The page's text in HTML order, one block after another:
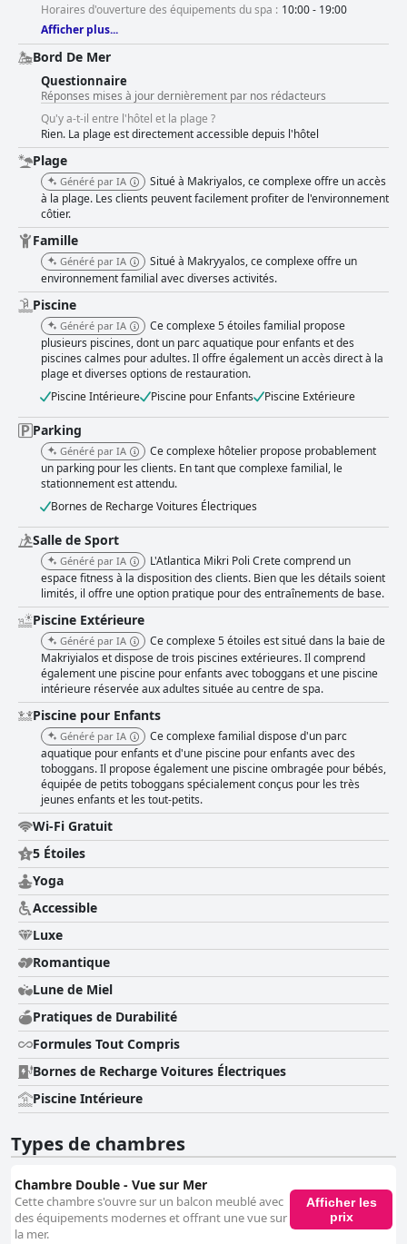
Horaires d'ouverture des équipements du spa : 10:00 - 19:00
Afficher plus...
Bord De Mer
Questionnaire
Réponses mises à jour dernièrement par nos rédacteurs
Qu'y a-t-il entre l'hôtel et la plage ?
Rien. La plage est directement accessible depuis l'hôtel
Plage
Généré par IA
Situé à Makriyalos, ce complexe offre un accès
à la plage. Les clients peuvent facilement profiter de l'environnement
côtier.
Famille
Généré par IA
Situé à Makryyalos, ce complexe offre un
environnement familial avec diverses activités.
Piscine
Généré par IA
Ce complexe 5 étoiles familial propose
plusieurs piscines, dont un parc aquatique pour enfants et des
piscines calmes pour adultes. Il offre également un accès direct à la
plage et diverses options de restauration.
Piscine Intérieure
Piscine pour Enfants Piscine Extérieure
Parking
Généré par IA
Ce complexe hôtelier propose probablement
un parking pour les clients. En tant que complexe familial, le
stationnement est attendu.
Bornes de Recharge Voitures Électriques
Salle de Sport
Généré par IA
L'Atlantica Mikri Poli Crete comprend un
espace fitness à la disposition des clients. Bien que les détails soient
limités, il offre une option pratique pour des entraînements de base.
Piscine Extérieure
Généré par IA
Ce complexe 5 étoiles est situé dans la baie de
Makriyialos et dispose de trois piscines extérieures. Il comprend
également une piscine pour enfants avec toboggans et une piscine
intérieure réservée aux adultes située au centre de spa.
Piscine pour Enfants
Généré par IA
Ce complexe familial dispose d'un parc
aquatique pour enfants et d'une piscine pour enfants avec des
toboggans. Il propose également une piscine ombragée pour bébés,
équipée de petits toboggans spécialement conçus pour les très
jeunes enfants et les tout-petits.
Wi-Fi Gratuit
5 Étoiles
Yoga
Accessible
Luxe
Romantique
Lune de Miel
Pratiques de Durabilité
Formules Tout Compris
Bornes de Recharge Voitures Électriques
Piscine Intérieure
Types de chambres
Chambre Double - Vue sur Mer
Cette chambre s'ouvre sur un balcon meublé avec
des équipements modernes et offrant une vue sur
la mer.
Afficher les
prix